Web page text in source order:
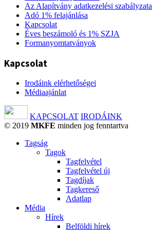
Az Alapítvány adatkezelési szabályzata
Adó 1% felajánlása
Kapcsolat
Éves beszámoló és 1% SZJA
Formanyomtatványok
Kapcsolat
Irodáink elérhetőségei
Médiaajánlat
KAPCSOLAT IRODÁINK
© 2019 MKFE minden jog fenntartva
Tagság
Tagok
Tagfelvétel
Tagfelvétel új
Tagdíjak
Tagkereső
Adatlap
Média
Hírek
Belföldi hírek